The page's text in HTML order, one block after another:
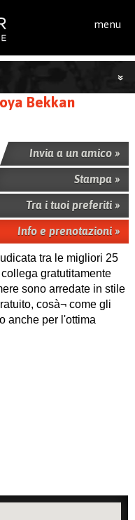
menu
Bekkan
Invia a un amico »
Stampa »
Tra i tuoi preferiti »
Info e prenotazioni »
tra le migliori 25
gratutitamente
sono arredate in stile
cosà¬ come gli
anche per l'ottima